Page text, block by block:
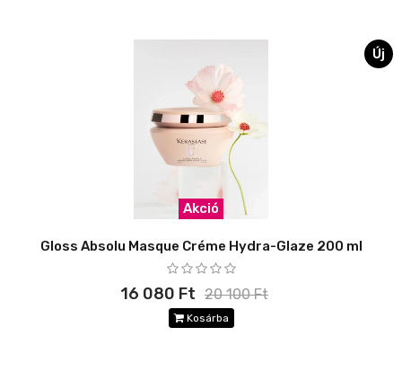
Új
Akció
Gloss Absolu Masque Créme Hydra-Glaze 200 ml
16 080 Ft 20 100 Ft
Kosárba